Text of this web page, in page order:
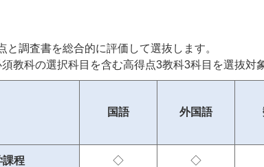
調査書を総合的に評価して選抜します。
教科の選択科目を含む高得点3教科3科目を選抜対
国語 外国語
課程 ◇ ◇